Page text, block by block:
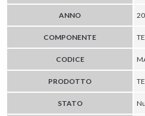
ANNO
COMPONENTE
CODICE
PRODOTTO
STATO